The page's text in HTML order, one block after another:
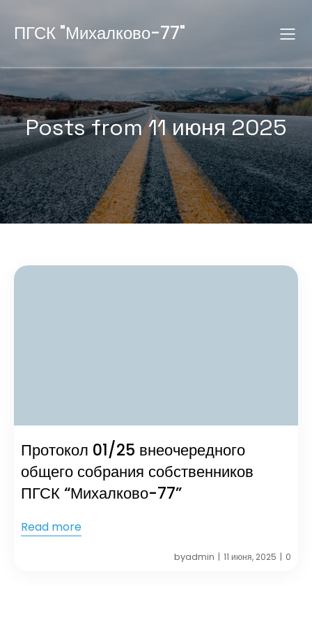
ПГСК "Михалково-77"
Posts from 11 июня 2025
Протокол 01/25 внеочередного
общего собрания собственников
ПГСК “Михалково-77”
Read more
byadmin | 11 июня, 2025 | 0